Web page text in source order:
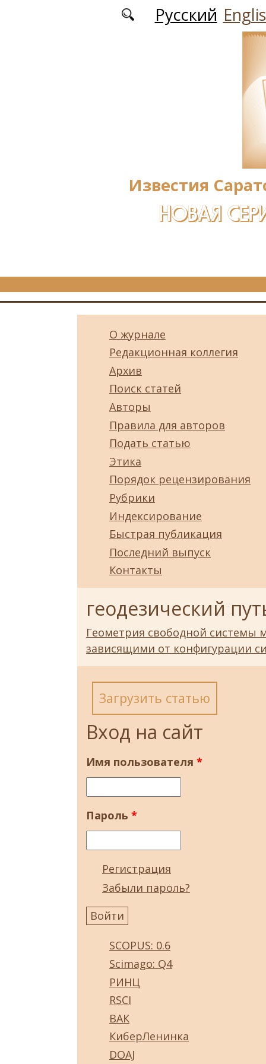
Перейти к основному содержаниюРусский
Известия
НОВАЯ
О журнале
Редакционная коллегия
Архив
Поиск статей
Авторы
Правила для авторов
Подать статью
Этика
Порядок рецензирования
Рубрики
Индексирование
Быстрая публикация
Последний выпуск
Контакты
геодезический
Геометрия свободной системы
зависящими от конфигурации
Загрузить статью
Вход на сайт
Имя пользователя *
Пароль *
Регистрация
Забыли пароль?
SCOPUS: 0.6
Scimago: Q4
РИНЦ
RSCI
ВАК
КиберЛенинка
DOAJ